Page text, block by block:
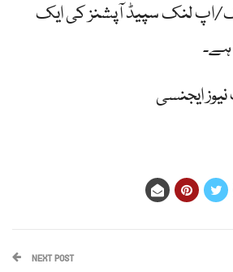
اپ لنک سپیڈ آپشنز کی ایک
ہے۔
ایجنسی
NEXT POST